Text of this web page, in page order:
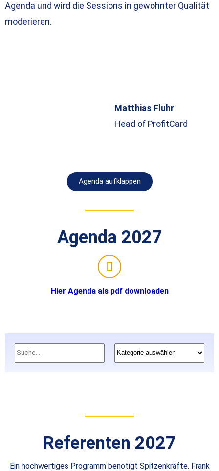
Agenda und wird die Sessions in gewohnter Qualität
moderieren.
Matthias Fluhr
Head of ProfitCard
Agenda aufklappen
Agenda 2027
Hier Agenda als pdf downloaden
Referenten 2027
Ein hochwertiges Programm benötigt Spitzenkräfte. Frank